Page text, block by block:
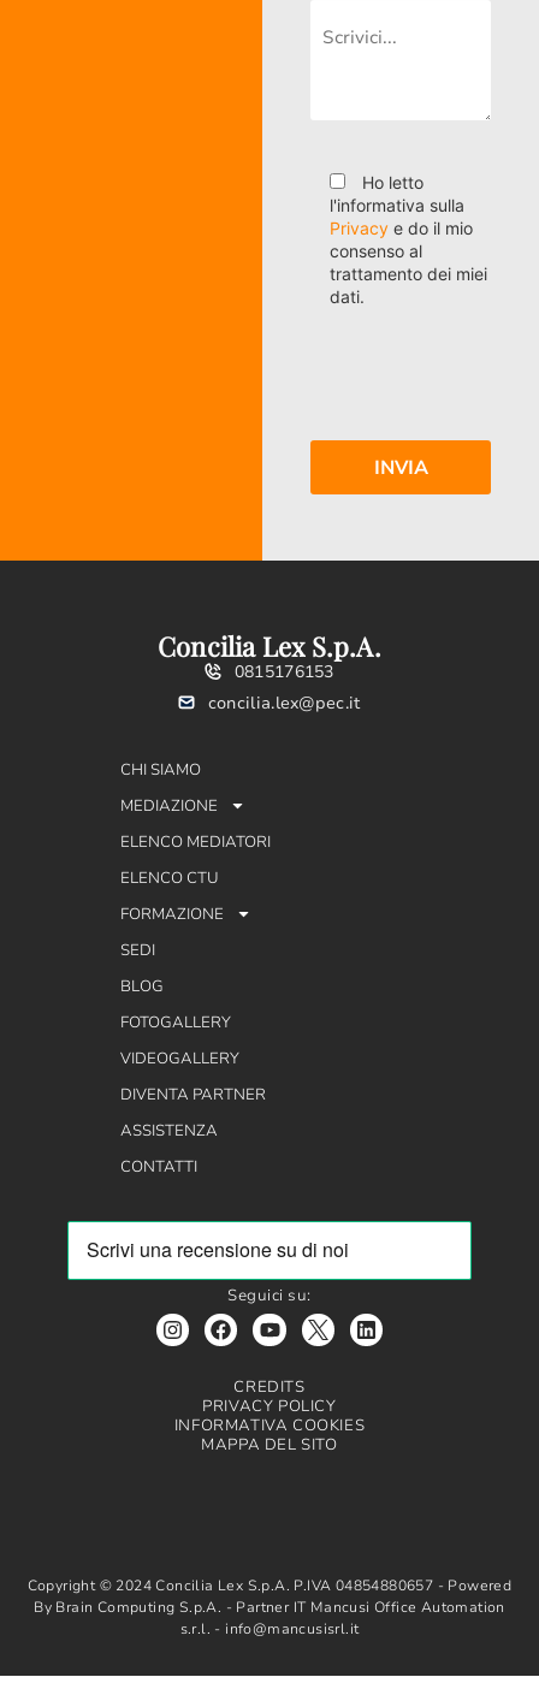
Ho letto
l'informativa sulla
Privacy e do il mio
consenso al
trattamento dei miei
dati.
Concilia Lex S.p.A.
0815176153
concilia.lex@pec.it
CHI SIAMO
MEDIAZIONE
ELENCO MEDIATORI
ELENCO CTU
FORMAZIONE
SEDI
BLOG
FOTOGALLERY
VIDEOGALLERY
DIVENTA PARTNER
ASSISTENZA
CONTATTI
Seguici su:
CREDITS
PRIVACY POLICY
INFORMATIVA COOKIES
MAPPA DEL SITO
Copyright © 2024 Concilia Lex S.p.A. P.IVA 04854880657 - Powered
By Brain Computing S.p.A. - Partner IT Mancusi Office Automation
s.r.l. - info@mancusisrl.it